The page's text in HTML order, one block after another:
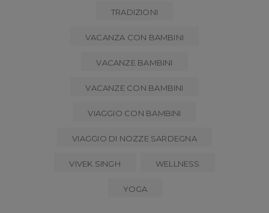
TRADIZIONI
VACANZA CON BAMBINI
VACANZE BAMBINI
VACANZE CON BAMBINI
VIAGGIO CON BAMBINI
VIAGGIO DI NOZZE SARDEGNA
VIVEK SINGH WELLNESS
YOGA